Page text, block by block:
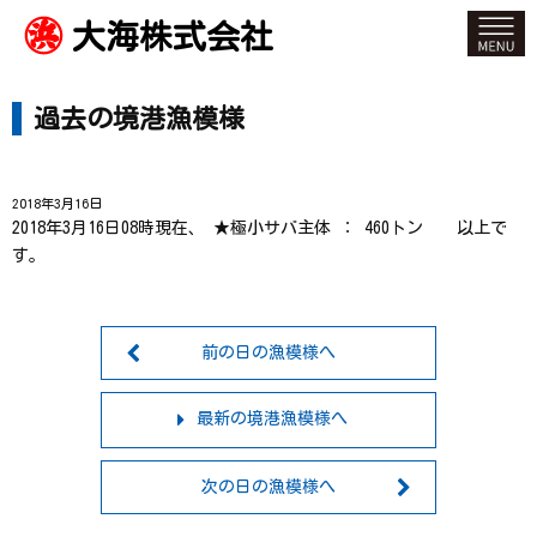
大海株式会社
過去の境港漁模様
2018年3月16日
2018年3月16日08時現在、 ★極小サバ主体 ： 460トン 以上で
す。
前の日の漁模様へ
最新の境港漁模様へ
次の日の漁模様へ